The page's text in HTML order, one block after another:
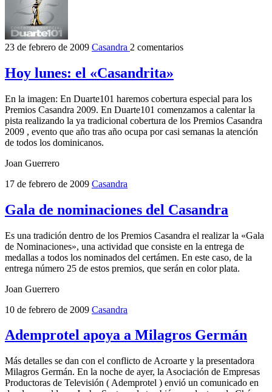
23 de febrero de 2009 Casandra 2 comentarios
Hoy lunes: el «Casandrita»
En la imagen: En Duarte101 haremos cobertura especial para los
Premios Casandra 2009. En Duarte101 comenzamos a calentar la
pista realizando la ya tradicional cobertura de los Premios Casandra
2009 , evento que año tras año ocupa por casi semanas la atención
de todos los dominicanos.
Joan Guerrero
17 de febrero de 2009 Casandra
Gala de nominaciones del Casandra
Es una tradición dentro de los Premios Casandra el realizar la «Gala
de Nominaciones», una actividad que consiste en la entrega de
medallas a todos los nominados del certámen. En este caso, de la
entrega número 25 de estos premios, que serán en color plata.
Joan Guerrero
10 de febrero de 2009 Casandra
Ademprotel apoya a Milagros Germán
Más detalles se dan con el conflicto de Acroarte y la presentadora
Milagros Germán. En la noche de ayer, la Asociación de Empresas
Productoras de Televisión ( Ademprotel ) envió un comunicado en